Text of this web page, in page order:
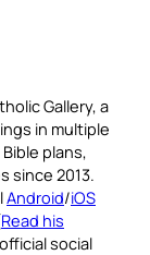
Gallery, a
in multiple
plans,
since 2013.
Android/iOS
Read his
social